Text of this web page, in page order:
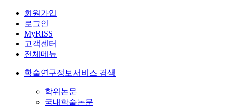
회원가입
로그인
MyRISS
고객센터
전체메뉴
학술연구정보서비스 검색
학위논문
국내학술논문